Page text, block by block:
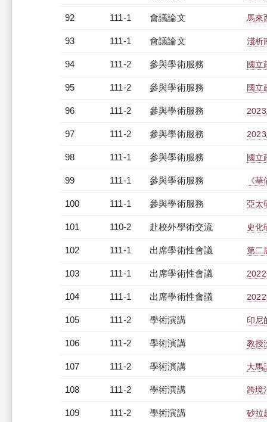
92 111-1 會議論文 馬來
93 111-1 會議論文 淺析
94 111-2 參與學術服務 國立
95 111-2 參與學術服務 國立
96 111-2 參與學術服務
97 111-2 參與學術服務
98 111-1 參與學術服務 國立
99 111-1 參與學術服務 《
100 111-1 參與學術服務 亞太
101 110-2 赴校外學術交流 史化
102 111-1 出席學術性會議 第二
103 111-1 出席學術性會議
104 111-1 出席學術性會議
105 111-2 學術演講 印尼
106 111-2 學術演講 教授
107 111-2 學術演講 大馬
108 111-2 學術演講 跨境
109 111-2 學術演講 砂拉